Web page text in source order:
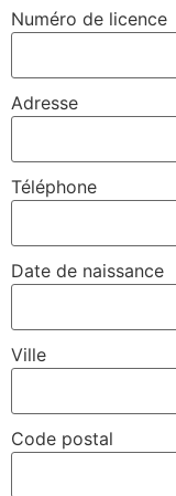
Numéro de licence
Adresse
Téléphone
Date de naissance
Ville
Code postal